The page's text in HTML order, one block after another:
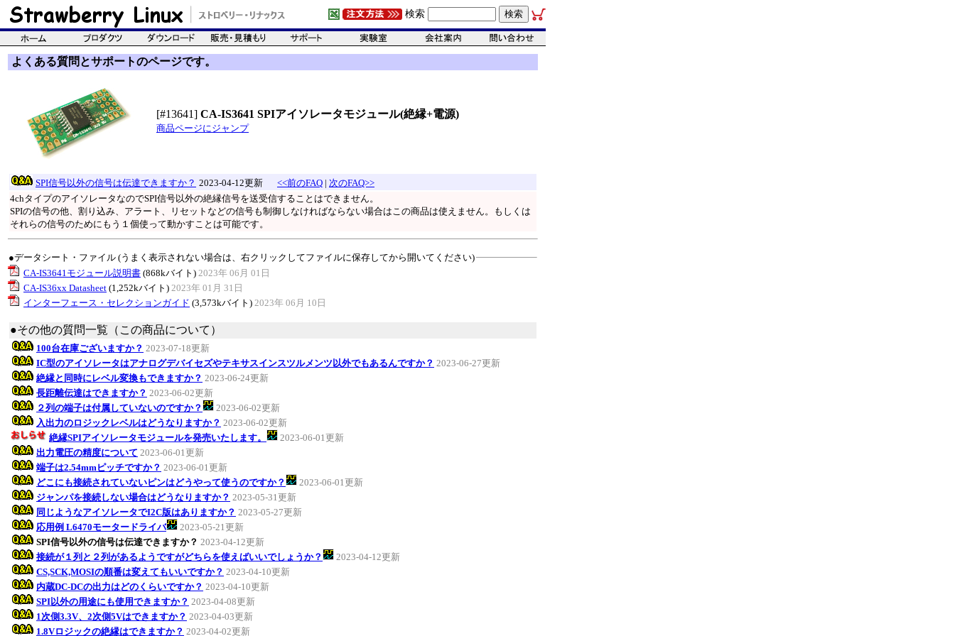
検索
よくある質問とサポートのページです。
[#13641] CA-IS3641 SPIアイソレータモジュール(絶縁+電源)
商品ページにジャンプ
SPI信号以外の信号は伝達できますか？ 2023-04-12更新 <<前のFAQ | 次のFAQ>>
4chタイプのアイソレータなのでSPI信号以外の絶縁信号を送受信することはできません。
SPIの信号の他、割り込み、アラート、リセットなどの信号も制御しなければならない場合はこの商品は使えません。もしくは
それらの信号のためにもう１個使って動かすことは可能です。
●データシート・ファイル (うまく表示されない場合は、右クリックしてファイルに保存してから開いてください)
CA-IS3641モジュール説明書 (868kバイト) 2023年 06月 01日
CA-IS36xx Datasheet (1,252kバイト) 2023年 01月 31日
インターフェース・セレクションガイド (3,573kバイト) 2023年 06月 10日
●その他の質問一覧（この商品について）
100台在庫ございますか？ 2023-07-18更新
IC型のアイソレータはアナログデバイセズやテキサスインスツルメンツ以外でもあるんですか？ 2023-06-27更新
絶縁と同時にレベル変換もできますか？ 2023-06-24更新
長距離伝達はできますか？ 2023-06-02更新
２列の端子は付属していないのですか？
2023-06-02更新
入出力のロジックレベルはどうなりますか？ 2023-06-02更新
絶縁SPIアイソレータモジュールを発売いたします。
2023-06-01更新
出力電圧の精度について 2023-06-01更新
端子は2.54mmピッチですか？ 2023-06-01更新
どこにも接続されていないピンはどうやって使うのですか？
2023-06-01更新
ジャンパを接続しない場合はどうなりますか？ 2023-05-31更新
同じようなアイソレータでI2C版はありますか？ 2023-05-27更新
応用例 L6470モータードライバ
2023-05-21更新
SPI信号以外の信号は伝達できますか？ 2023-04-12更新
接続が１列と２列があるようですがどちらを使えばいいでしょうか？
2023-04-12更新
CS,SCK,MOSIの順番は変えてもいいですか？ 2023-04-10更新
内蔵DC-DCの出力はどのくらいですか？ 2023-04-10更新
SPI以外の用途にも使用できますか？ 2023-04-08更新
1次側3.3V、2次側5Vはできますか？ 2023-04-03更新
1.8Vロジックの絶縁はできますか？ 2023-04-02更新